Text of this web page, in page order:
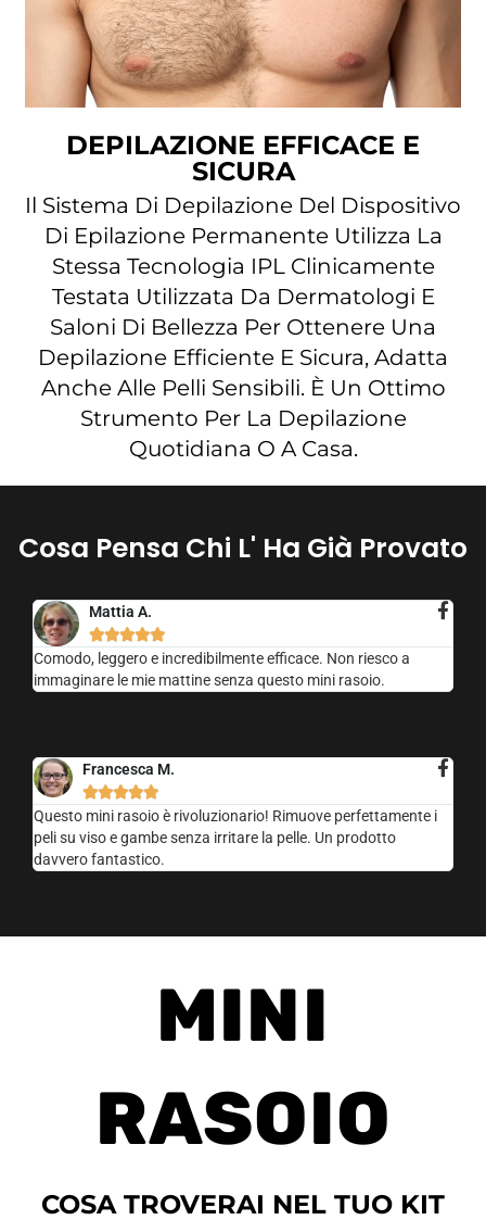
DEPILAZIONE EFFICACE E
SICURA
Il Sistema Di Depilazione Del Dispositivo
Di Epilazione Permanente Utilizza La
Stessa Tecnologia IPL Clinicamente
Testata Utilizzata Da Dermatologi E
Saloni Di Bellezza Per Ottenere Una
Depilazione Efficiente E Sicura, Adatta
Anche Alle Pelli Sensibili. È Un Ottimo
Strumento Per La Depilazione
Quotidiana O A Casa.
Cosa Pensa Chi L' Ha Già Provato
Mattia A.

Comodo, leggero e incredibilmente efficace. Non riesco a
immaginare le mie mattine senza questo mini rasoio.
Francesca M.

Questo mini rasoio è rivoluzionario! Rimuove perfettamente i
peli su viso e gambe senza irritare la pelle. Un prodotto
davvero fantastico.
MINI
RASOIO
COSA TROVERAI NEL TUO KIT